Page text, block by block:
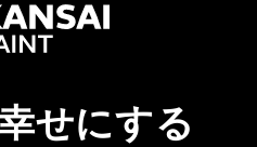
せにする